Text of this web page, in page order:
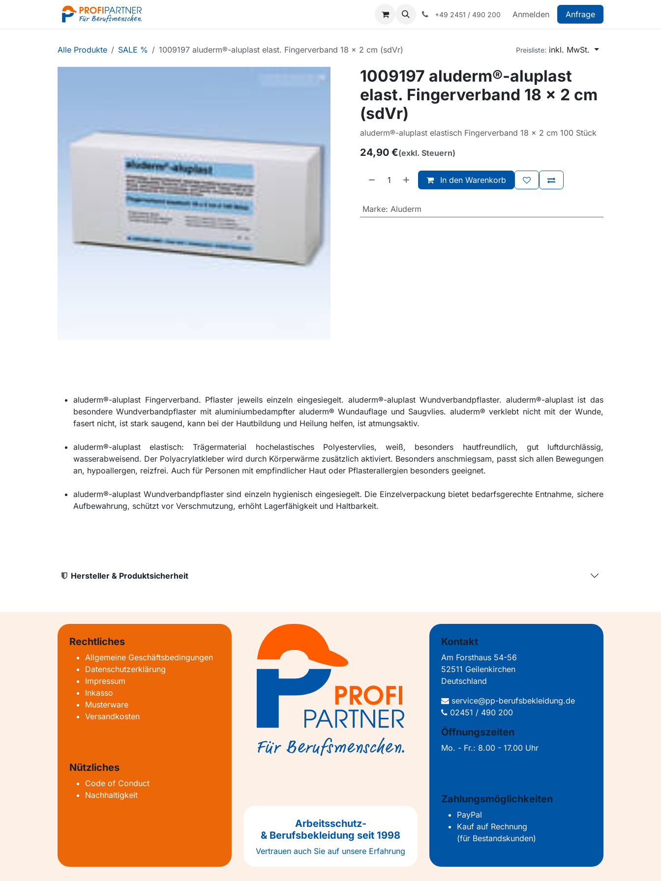
Zum Inhalt springen
+49 2451 / 490 200 Anmelden Anfrage
Alle Produkte SALE % 1009197 aluderm®-aluplast elast. Fingerverband 18 x 2 cm (sdVr) Preisliste: inkl. MwSt.
1009197 aluderm®-aluplast
elast. Fingerverband 18 x 2 cm
(sdVr)
aluderm®-aluplast elastisch Fingerverband 18 x 2 cm 100 Stück
24,90 €(exkl. Steuern)
In den Warenkorb
Marke: Aluderm
aluderm®-aluplast Fingerverband. Pflaster jeweils einzeln eingesiegelt. aluderm®-aluplast Wundverbandpflaster. aluderm®-aluplast ist das
besondere Wundverbandpflaster mit aluminiumbedampfter aluderm® Wundauflage und Saugvlies. aluderm® verklebt nicht mit der Wunde,
fasert nicht, ist stark saugend, kann bei der Hautbildung und Heilung helfen, ist atmungsaktiv.
aluderm®-aluplast elastisch: Trägermaterial hochelastisches Polyestervlies, weiß, besonders hautfreundlich, gut luftdurchlässig,
wasserabweisend. Der Polyacrylatkleber wird durch Körperwärme zusätzlich aktiviert. Besonders anschmiegsam, passt sich allen Bewegungen
an, hypoallergen, reizfrei. Auch für Personen mit empfindlicher Haut oder Pflasterallergien besonders geeignet.
aluderm®-aluplast Wundverbandpflaster sind einzeln hygienisch eingesiegelt. Die Einzelverpackung bietet bedarfsgerechte Entnahme, sichere
Aufbewahrung, schützt vor Verschmutzung, erhöht Lagerfähigkeit und Haltbarkeit.
Hersteller & Produktsicherheit
Rechtliches
Allgemeine Geschäftsbedingungen
Datenschutzerklärung
Impressum
Inkasso
Musterware
Versandkosten
Nützliches
Code of Conduct
Nachhaltigkeit
Kontakt
Am Forsthaus 54-56
52511 Geilenkirchen
Deutschland
service@pp-berufsbekleidung.de
02451 / 490 200
Öffnungszeiten
Mo. - Fr.: 8.00 - 17.00 Uhr
Zahlungsmöglichkeiten
PayPal
Kauf auf Rechnung
(für Bestandskunden)
Arbeitsschutz-
& Berufsbekleidung seit 1998
Vertrauen auch Sie auf unsere Erfahrung